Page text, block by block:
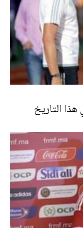
التاريخ